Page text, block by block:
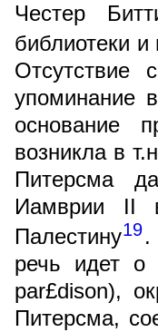
Честер
библиотеки и
упоминание
основание
возникла в
Питерсма
Иамврии II
Палестину19.
речь идет о
par£dison),
Питерсма,